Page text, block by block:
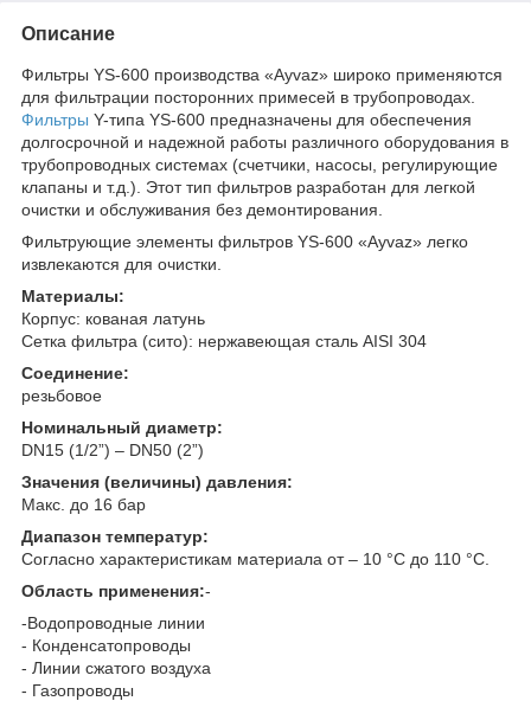
Описание
Фильтры YS-600 производства «Ayvaz» широко применяются
для фильтрации посторонних примесей в трубопроводах.
Фильтры Y-типа YS-600 предназначены для обеспечения
долгосрочной и надежной работы различного оборудования в
трубопроводных системах (счетчики, насосы, регулирующие
клапаны и т.д.). Этот тип фильтров разработан для легкой
очистки и обслуживания без демонтирования.
Фильтрующие элементы фильтров YS-600 «Ayvaz» легко
извлекаются для очистки.
Материалы:
Корпус: кованая латунь
Сетка фильтра (сито): нержавеющая сталь AISI 304
Соединение:
резьбовое
Номинальный диаметр:
DN15 (1/2”) – DN50 (2”)
Значения (величины) давления:
Макс. до 16 бар
Диапазон температур:
Согласно характеристикам материала от – 10 °С до 110 °С.
Область применения:-
-Водопроводные линии
- Конденсатопроводы
- Линии сжатого воздуха
- Газопроводы